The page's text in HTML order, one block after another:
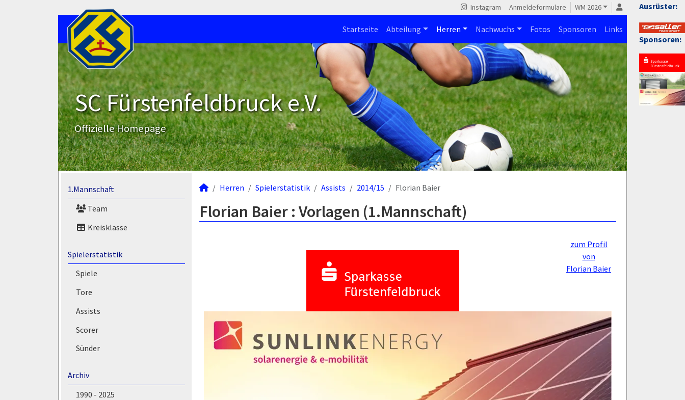
Ausrüster:
Sponsoren:
Instagram Anmeldeformulare WM 2026
Startseite Abteilung Herren Nachwuchs Fotos Sponsoren Links
SC Fürstenfeldbruck e.V.
Offizielle Homepage
1.Mannschaft
Team
Kreisklasse
Spielerstatistik
Spiele
Tore
Assists
Scorer
Sünder
Archiv
1990 - 2025
Herren Spielerstatistik Assists 2014/15 Florian Baier
Florian Baier : Vorlagen (1.Mannschaft)
zum Profil
von
Florian Baier